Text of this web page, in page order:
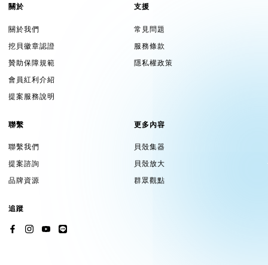
關於
關於我們
挖貝徽章認證
贊助保障規範
會員紅利介紹
提案服務說明
支援
常見問題
服務條款
隱私權政策
聯繫
聯繫我們
提案諮詢
品牌資源
更多內容
貝殼集器
貝殼放大
群眾觀點
追蹤